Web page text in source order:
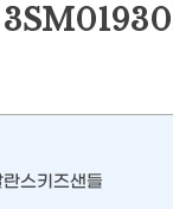
스키즈샌들